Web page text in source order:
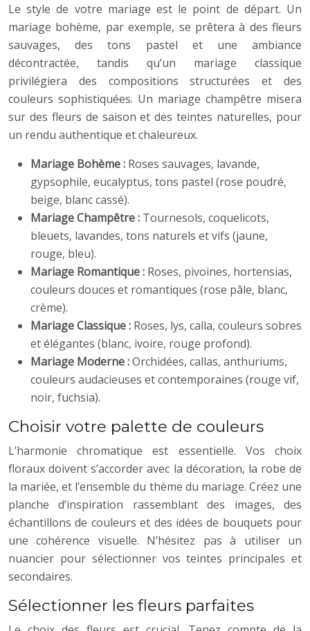
Le style de votre mariage est le point de départ. Un
mariage bohème, par exemple, se prêtera à des fleurs
sauvages, des tons pastel et une ambiance
décontractée, tandis qu’un mariage classique
privilégiera des compositions structurées et des
couleurs sophistiquées. Un mariage champêtre misera
sur des fleurs de saison et des teintes naturelles, pour
un rendu authentique et chaleureux.
Mariage Bohème : Roses sauvages, lavande,
gypsophile, eucalyptus, tons pastel (rose poudré,
beige, blanc cassé).
Mariage Champêtre : Tournesols, coquelicots,
bleuets, lavandes, tons naturels et vifs (jaune,
rouge, bleu).
Mariage Romantique : Roses, pivoines, hortensias,
couleurs douces et romantiques (rose pâle, blanc,
crème).
Mariage Classique : Roses, lys, calla, couleurs sobres
et élégantes (blanc, ivoire, rouge profond).
Mariage Moderne :Orchidées, callas, anthuriums,
couleurs audacieuses et contemporaines (rouge vif,
noir, fuchsia).
Choisir votre palette de couleurs
L’harmonie chromatique est essentielle. Vos choix
floraux doivent s’accorder avec la décoration, la robe de
la mariée, et l’ensemble du thème du mariage. Créez une
planche d’inspiration rassemblant des images, des
échantillons de couleurs et des idées de bouquets pour
une cohérence visuelle. N’hésitez pas à utiliser un
nuancier pour sélectionner vos teintes principales et
secondaires.
Sélectionner les fleurs parfaites